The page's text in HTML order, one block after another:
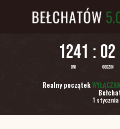
Realny początek
1